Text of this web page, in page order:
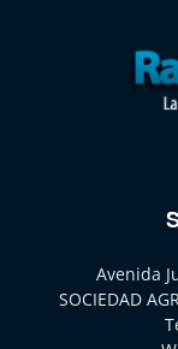
Avenida
SOCIEDAD